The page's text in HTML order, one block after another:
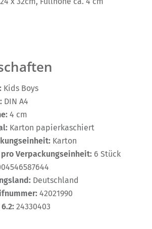
Kids Boys
DIN A4
4 cm
Karton papierkaschiert
Karton
Verpackungseinheit: 6 Stück
Deutschland
42021990
24330403